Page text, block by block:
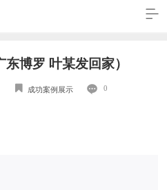
博罗 叶某发回家）
成功案例展示
0